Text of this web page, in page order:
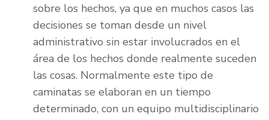
sobre los hechos, ya que en muchos casos las
decisiones se toman desde un nivel
administrativo sin estar involucrados en el
área de los hechos donde realmente suceden
las cosas. Normalmente este tipo de
caminatas se elaboran en un tiempo
determinado, con un equipo multidisciplinario